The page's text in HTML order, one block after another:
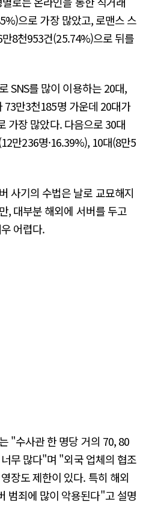
으로 가장 많았고, 로맨스 스
8천953건(25.74%)으로 뒤를
SNS를 많이 이용하는 20대,
73만3천185명 가운데 20대가
가장 많았다. 다음으로 30대
만236명·16.39%), 10대(8만5
사기의 수법은 날로 교묘해지
, 대부분 해외에 서버를 두고
어렵다.
"수사관 한 명당 거의 70, 80
무 많다"며 "외국 업체의 협조
장도 제한이 있다. 특히 해외
범죄에 많이 악용된다"고 설명